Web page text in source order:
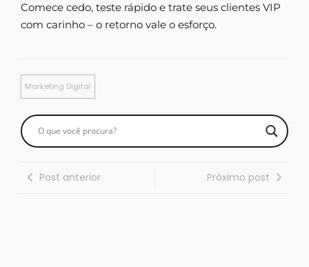
Comece cedo, teste rápido e trate seus clientes VIP
com carinho – o retorno vale o esforço.
Marketing Digital
Post anterior Próximo post